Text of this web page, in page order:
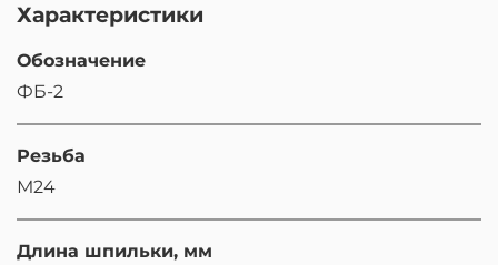
Характеристики
Обозначение
ФБ-2
Резьба
М24
Длина шпильки, мм